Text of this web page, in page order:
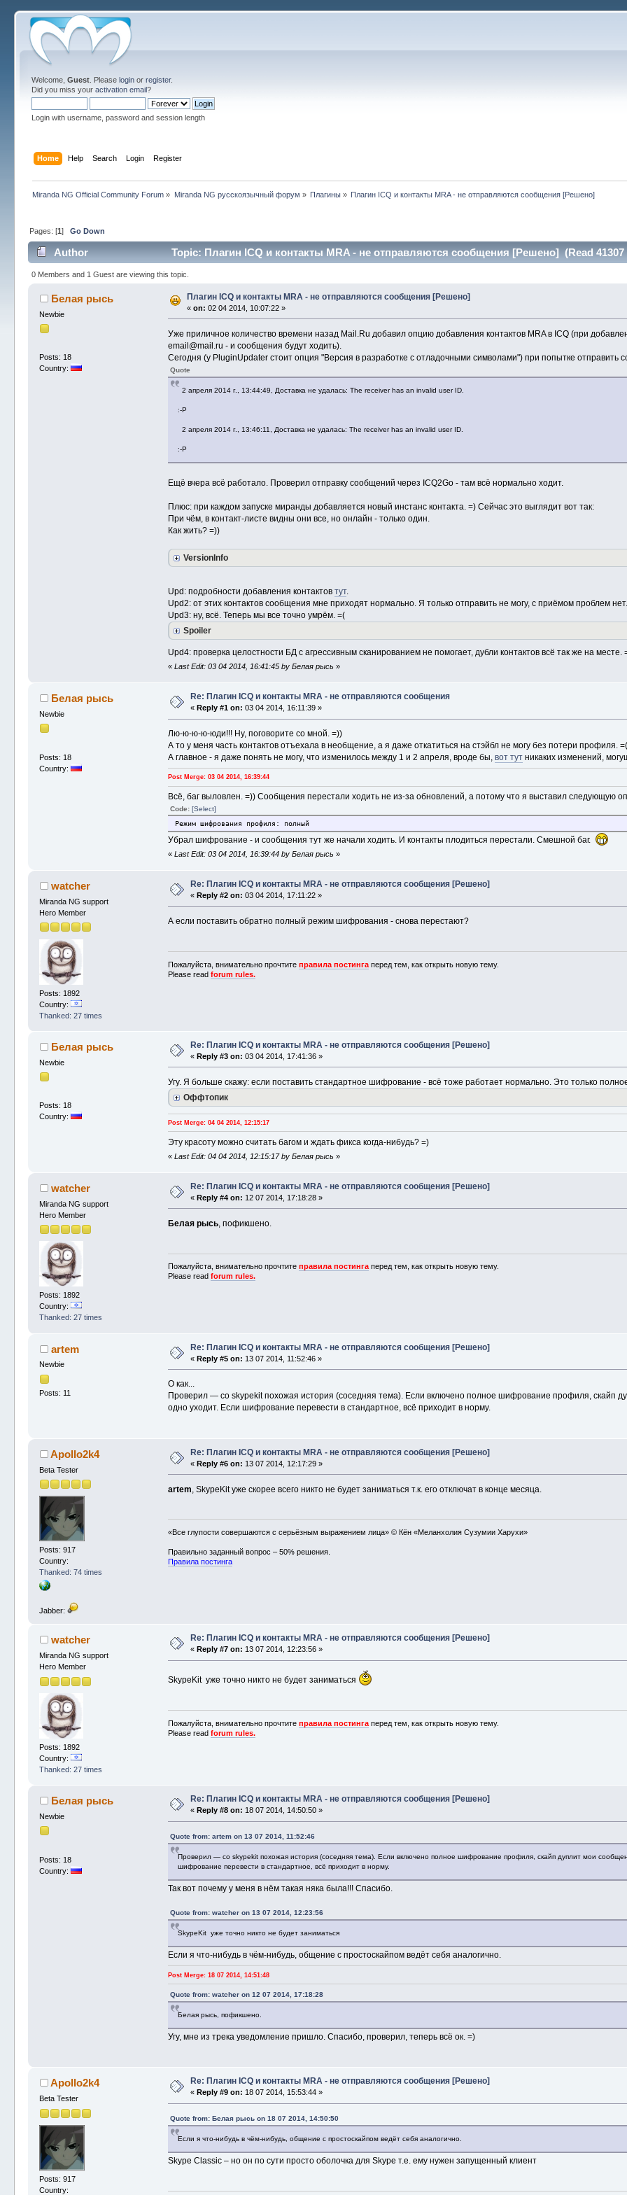
Welcome,Guest . Pleaselogin orregister.
Did you miss youractivation email?
Login with username, password and session length
Home Help Search Login Register
Miranda NG Official Community Forum » Miranda NG русскоязычный форум » Плагины » Плагин ICQ и контакты MRA - не отправляются сообщения [Решено]
Pages: [1]Go Down
Author Topic: Плагин ICQ и контакты MRA - не отправляются сообщения [Решено] (Read 41307
0 Members and 1 Guest are viewing this topic.
Белая рысь
Newbie
Posts: 18
Country:
Плагин ICQ и контакты MRA - не отправляются сообщения [Решено]
«on: 02 04 2014, 10:07:22 »
Уже приличное количество времени назад Mail.Ru добавил опцию добавления контактов MRA в ICQ (при
email@mail.ru - и сообщения будут ходить).
Сегодня (у PluginUpdater стоит опция "Версия в разработке с отладочными символами") при попытке отправить
Quote
2 апреля 2014 г., 13:44:49, Доставка не удалась: The receiver has an invalid user ID.
:-P
2 апреля 2014 г., 13:46:11, Доставка не удалась: The receiver has an invalid user ID.
:-P
Ещё вчера всё работало. Проверил отправку сообщений через ICQ2Go - там всё нормально ходит.
Плюс: при каждом запуске миранды добавляется новый инстанс контакта. =) Сейчас это выглядит вот так:
При чём, в контакт-листе видны они все, но онлайн - только один.
Как жить? =))
VersionInfo
Upd: подробности добавления контактов тут.
Upd2: от этих контактов сообщения мне приходят нормально. Я только отправить не могу, с приёмом проблем нет.
Upd3: ну, всё. Теперь мы все точно умрём. =(
Spoiler
Upd4: проверка целостности БД с агрессивным сканированием не помогает, дубли контактов всё так же на месте.
« Last Edit: 03 04 2014, 16:41:45 by Белая рысь »
Белая рысь
Newbie
Posts: 18
Country:
Re: Плагин ICQ и контакты MRA - не отправляются сообщения
«Reply #1 on: 03 04 2014, 16:11:39 »
Лю-ю-ю-ю-юди!!! Ну, поговорите со мной. =))
А то у меня часть контактов отъехала в необщение, а я даже откатиться на стэйбл не могу без потери профиля. =(
А главное - я даже понять не могу, что изменилось между 1 и 2 апреля, вроде бы, вот тутникаких изменений,
Post Merge: 03 04 2014, 16:39:44
Всё, баг выловлен. =)) Сообщения перестали ходить не из-за обновлений, а потому что я выставил следующую
Code: [Select]
Режим шифрования профиля: полный
Убрал шифрование - и сообщения тут же начали ходить. И контакты плодиться перестали. Смешной баг.
« Last Edit: 03 04 2014, 16:39:44 by Белая рысь »
watcher
Miranda NG support
Hero Member
Posts: 1892
Country:
Thanked: 27 times
Re: Плагин ICQ и контакты MRA - не отправляются сообщения [Решено]
«Reply #2 on: 03 04 2014, 17:11:22 »
А если поставить обратно полный режим шифрования - снова перестают?
Пожалуйста, внимательно прочтите правила постингаперед тем, как открыть новую тему.
Please read forum rules.
Белая рысь
Newbie
Posts: 18
Country:
Re: Плагин ICQ и контакты MRA - не отправляются сообщения [Решено]
«Reply #3 on: 03 04 2014, 17:41:36 »
Угу. Я больше скажу: если поставить стандартное шифрование - всё тоже работает нормально. Это только
Оффтопик
Post Merge: 04 04 2014, 12:15:17
Эту красоту можно считать багом и ждать фикса когда-нибудь? =)
« Last Edit: 04 04 2014, 12:15:17 by Белая рысь »
watcher
Miranda NG support
Hero Member
Posts: 1892
Country:
Thanked: 27 times
Re: Плагин ICQ и контакты MRA - не отправляются сообщения [Решено]
«Reply #4 on: 12 07 2014, 17:18:28 »
Белая рысь, пофикшено.
Пожалуйста, внимательно прочтите правила постингаперед тем, как открыть новую тему.
Please read forum rules.
artem
Newbie
Posts: 11
Re: Плагин ICQ и контакты MRA - не отправляются сообщения [Решено]
«Reply #5 on: 13 07 2014, 11:52:46 »
О как...
Проверил — со skypekit похожая история (соседняя тема). Если включено полное шифрование профиля, скайп
одно уходит. Если шифрование перевести в стандартное, всё приходит в норму.
Apollo2k4
Beta Tester
Posts: 917
Country:
Thanked: 74 times
Jabber:
Re: Плагин ICQ и контакты MRA - не отправляются сообщения [Решено]
«Reply #6 on: 13 07 2014, 12:17:29 »
artem , SkypeKit уже скорее всего никто не будет заниматься т.к. его отключат в конце месяца.
«Все глупости совершаются с серьёзным выражением лица» © Кён «Меланхолия Сузумии Харухи»
Правильно заданный вопрос – 50% решения.
Правила постинга
watcher
Miranda NG support
Hero Member
Posts: 1892
Country:
Thanked: 27 times
Re: Плагин ICQ и контакты MRA - не отправляются сообщения [Решено]
« Reply #7 on: 13 07 2014, 12:23:56 »
SkypeKit уже точно никто не будет заниматься
Пожалуйста, внимательно прочтите правила постингаперед тем, как открыть новую тему.
Please read forum rules.
Белая рысь
Newbie
Posts: 18
Country:
Re: Плагин ICQ и контакты MRA - не отправляются сообщения [Решено]
«Reply #8 on: 18 07 2014, 14:50:50 »
Quote from: artem on 13 07 2014, 11:52:46
Проверил — со skypekit похожая история (соседняя тема). Если включено полное шифрование профиля, скайп дуплит мои
шифрование перевести в стандартное, всё приходит в норму.
Так вот почему у меня в нём такая няка была!!! Спасибо.
Quote from: watcher on 13 07 2014, 12:23:56
SkypeKit уже точно никто не будет заниматься
Если я что-нибудь в чём-нибудь, общение с простоскайпом ведёт себя аналогично.
Post Merge: 18 07 2014, 14:51:48
Quote from: watcher on 12 07 2014, 17:18:28
Белая рысь, пофикшено.
Угу, мне из трека уведомление пришло. Спасибо, проверил, теперь всё ок. =)
Apollo2k4
Beta Tester
Posts: 917
Country:
Re: Плагин ICQ и контакты MRA - не отправляются сообщения [Решено]
« Reply #9 on: 18 07 2014, 15:53:44 »
Quote from: Белая рысь on 18 07 2014, 14:50:50
Если я что-нибудь в чём-нибудь, общение с простоскайпом ведёт себя аналогично.
Skype Classic – но он по сути просто оболочка для Skype т.е. ему нужен запущенный клиент